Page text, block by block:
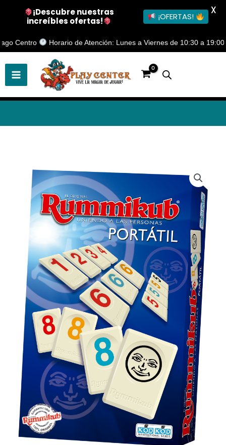
Horario de Atención: Lunes a Viernes de 10:30 a 19:00 Hrs.
al
contenido
¡Descubre nuestras
increíbles ofertas!
¡OFERTAS!
X